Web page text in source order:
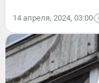
14 апреля, 2024, 03:00